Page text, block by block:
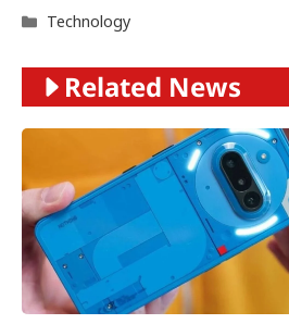
Categories
Technology
Related News